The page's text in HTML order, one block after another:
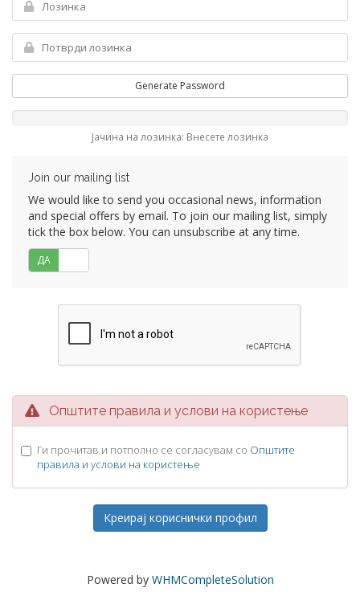
Generate Password
Јачина на лозинка: Внесете лозинка
Join our mailing list
We would like to send you occasional news, information
and special offers by email. To join our mailing list, simply
tick the box below. You can unsubscribe at any time.
ДА
Општите правила и услови на користење
Ги прочитав и потполно се согласувам со Општите
правила и услови на користење
Powered by WHMCompleteSolution